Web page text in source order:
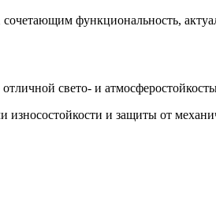
функциональность,
свето- и
и защиты от